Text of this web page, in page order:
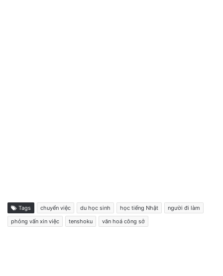
Tags chuyển việc du học sinh học tiếng Nhật
người đi làm
phỏng vấn xin việc
tenshoku văn hoá công sở